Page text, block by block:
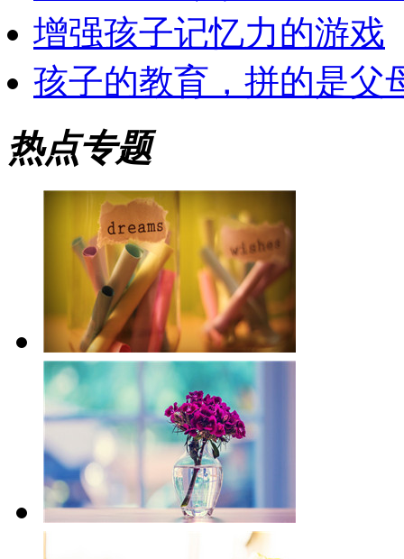
增强孩子记忆力的游戏
孩子的教育，拼的是父
热点专题